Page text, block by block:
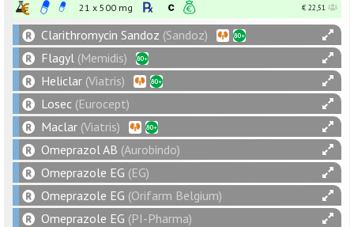
21 x 500 mg € 22,51
Clarithromycin Sandoz (Sandoz)
Flagyl (Memidis)
Heliclar (Viatris)
Losec (Eurocept)
Maclar (Viatris)
Omeprazol AB (Aurobindo)
Omeprazole EG (EG)
Omeprazole EG (Orifarm Belgium)
Omeprazole EG (PI-Pharma)